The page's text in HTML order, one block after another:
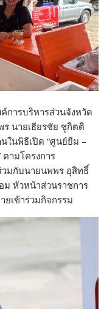
การบริหารส่วนจังหวัด
ร นายเธียรชัย ชูกิตติ
ในพิธีเปิด “ศูนย์ยืม –
ามโครงการ
วมกับนายนพพร อุสิทธิ์
ม หัวหน้าส่วนราชการ
ยเข้าร่วมกิจกรรม